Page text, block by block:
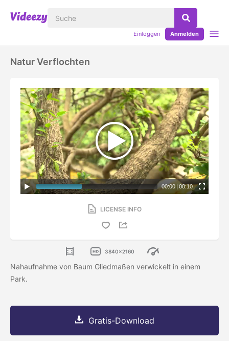
Einloggen Anmelden
Natur Verflochten
00:00 | 00:10
LICENSE INFO
3840x2160
Nahaufnahme von Baum Gliedmaßen verwickelt in einem
Park.
Gratis-Download